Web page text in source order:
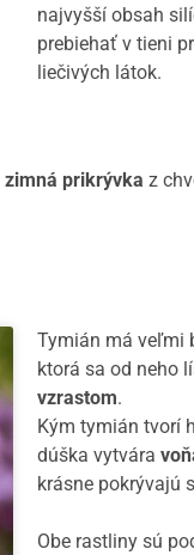
najvyšší obsah
prebiehať v tieni
liečivých látok.
zimná prikrývka z
Tymián má veľmi
ktorá sa od neho
vzrastom.
Kým tymián tvorí
dúška vytvára
krásne pokrývajú
Obe rastliny sú